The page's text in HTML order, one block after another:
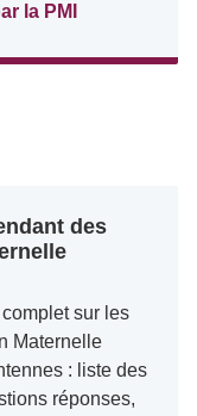
la PMI
des
sur les
Maternelle
: liste des
réponses,